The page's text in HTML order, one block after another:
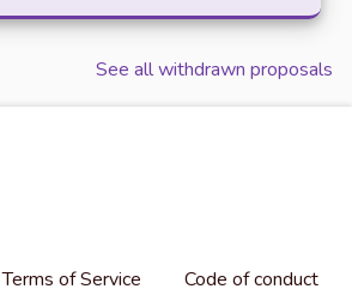
See all withdrawn proposals
Terms of Service Code of conduct